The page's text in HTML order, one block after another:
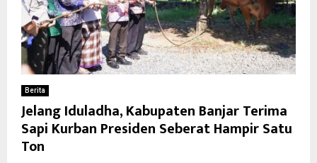
Berita
Jelang Iduladha, Kabupaten Banjar Terima
Sapi Kurban Presiden Seberat Hampir Satu
Ton